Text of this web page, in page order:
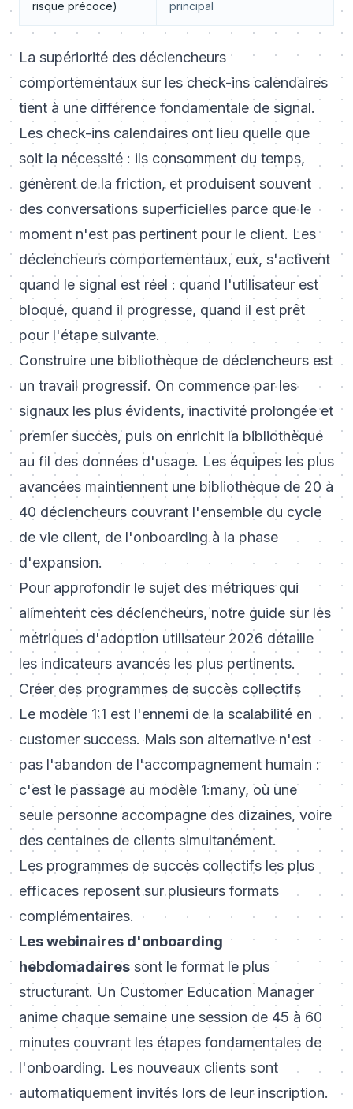
risque précoce) principal
La supériorité des déclencheurs
comportementaux sur les check-ins calendaires
tient à une différence fondamentale de signal.
Les check-ins calendaires ont lieu quelle que
soit la nécessité : ils consomment du temps,
génèrent de la friction, et produisent souvent
des conversations superficielles parce que le
moment n'est pas pertinent pour le client. Les
déclencheurs comportementaux, eux, s'activent
quand le signal est réel : quand l'utilisateur est
bloqué, quand il progresse, quand il est prêt
pour l'étape suivante.
Construire une bibliothèque de déclencheurs est
un travail progressif. On commence par les
signaux les plus évidents, inactivité prolongée et
premier succès, puis on enrichit la bibliothèque
au fil des données d'usage. Les équipes les plus
avancées maintiennent une bibliothèque de 20 à
40 déclencheurs couvrant l'ensemble du cycle
de vie client, de l'onboarding à la phase
d'expansion.
Pour approfondir le sujet des métriques qui
alimentent ces déclencheurs, notre guide sur les
métriques d'adoption utilisateur 2026 détaille
les indicateurs avancés les plus pertinents.
Créer des programmes de succès collectifs
Le modèle 1:1 est l'ennemi de la scalabilité en
customer success. Mais son alternative n'est
pas l'abandon de l'accompagnement humain :
c'est le passage au modèle 1:many, où une
seule personne accompagne des dizaines, voire
des centaines de clients simultanément.
Les programmes de succès collectifs les plus
efficaces reposent sur plusieurs formats
complémentaires.
Les webinaires d'onboarding
hebdomadaires sont le format le plus
structurant. Un Customer Education Manager
anime chaque semaine une session de 45 à 60
minutes couvrant les étapes fondamentales de
l'onboarding. Les nouveaux clients sont
automatiquement invités lors de leur inscription.